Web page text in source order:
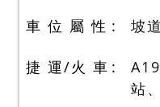
車 位 屬 性 坡
捷 運/火 車
站